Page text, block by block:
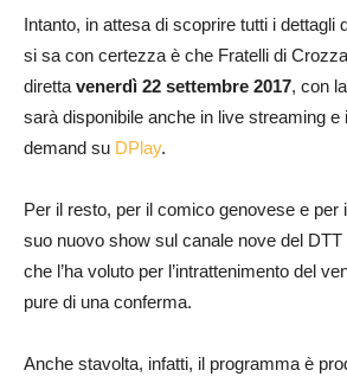
Intanto, in attesa di scoprire tutti i dettagli
si sa con certezza è che Fratelli di
direttavenerdì 22 settembre 2017, con
sarà disponibile anche in live streaming e
demand su DPlay.
Per il resto, per il comico genovese e per il
suo nuovo show sul canale nove del
che l’ha voluto per l’intrattenimento del
pure di una conferma.
Anche stavolta, infatti, il programma è